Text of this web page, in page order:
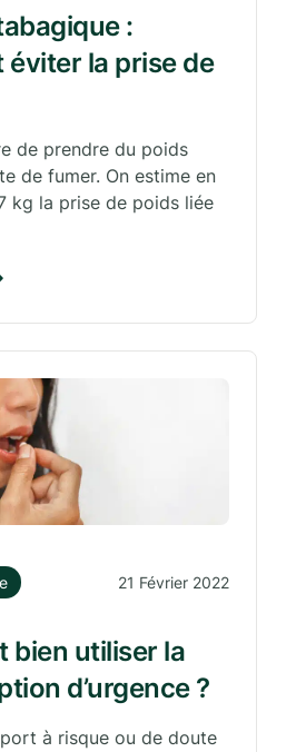
:
la prise de
de prendre du poids
de fumer. On estime en
kg la prise de poids liée
21 Février 2022
bien utiliser la
d’urgence ?
à risque ou de doute